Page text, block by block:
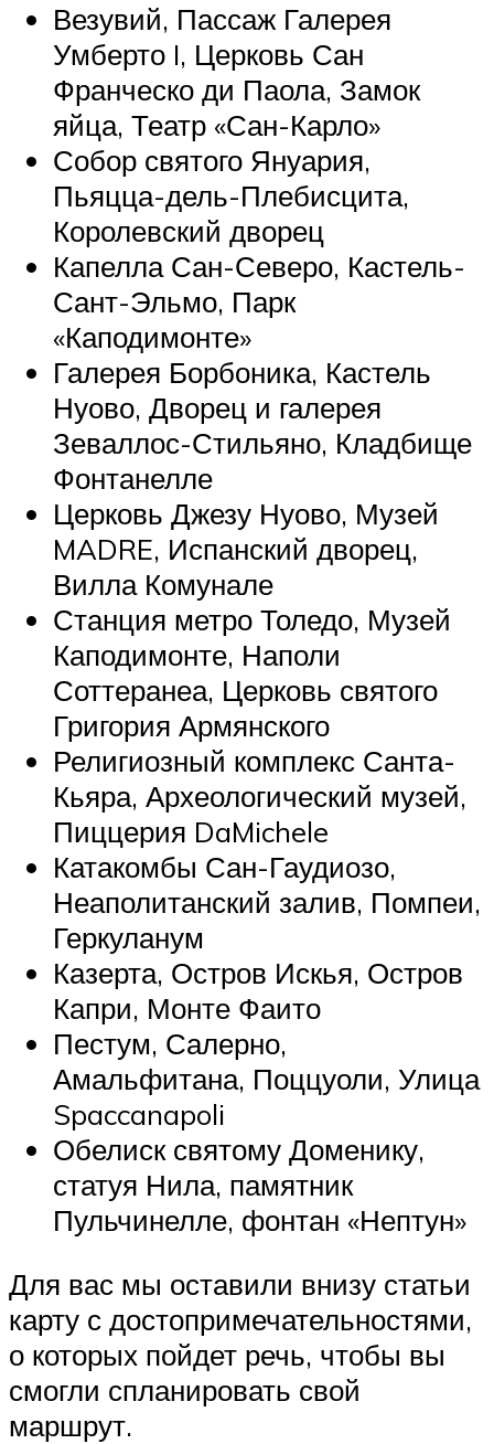
Везувий, Пассаж Галерея
Умберто I, Церковь Сан
Франческо ди Паола, Замок
яйца, Театр «Сан-Карло»
Собор святого Януария,
Пьяцца-дель-Плебисцита,
Королевский дворец
Капелла Сан-Северо, Кастель-
Сант-Эльмо, Парк
«Каподимонте»
Галерея Борбоника, Кастель
Нуово, Дворец и галерея
Зеваллос-Стильяно, Кладбище
Фонтанелле
Церковь Джезу Нуово, Музей
MADRE, Испанский дворец,
Вилла Комунале
Станция метро Толедо, Музей
Каподимонте, Наполи
Соттеранеа, Церковь святого
Григория Армянского
Религиозный комплекс Санта-
Кьяра, Археологический музей,
Пиццерия DaMichele
Катакомбы Сан-Гаудиозо,
Неаполитанский залив, Помпеи,
Геркуланум
Казерта, Остров Искья, Остров
Капри, Монте Фаито
Пестум, Салерно,
Амальфитана, Поццуоли, Улица
Spaccanapoli
Обелиск святому Доменику,
статуя Нила, памятник
Пульчинелле, фонтан «Нептун»
Для вас мы оставили внизу статьи
карту с достопримечательностями,
о которых пойдет речь, чтобы вы
смогли спланировать свой
маршрут.